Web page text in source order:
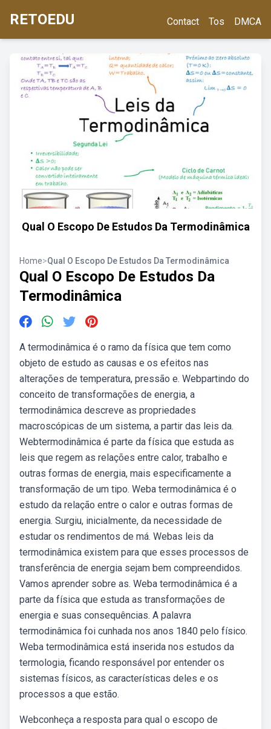
RETOEDU Contact Tos DMCA
Qual O Escopo De Estudos Da Termodinâmica
Home>Qual O Escopo De Estudos Da Termodinâmica
Qual O Escopo De Estudos Da
Termodinâmica
A termodinâmica é o ramo da física que tem como
objeto de estudo as causas e os efeitos nas
alterações de temperatura, pressão e. Webpartindo do
conceito de transformações de energia, a
termodinâmica descreve as propriedades
macroscópicas de um sistema, a partir das leis da.
Webtermodinâmica é parte da física que estuda as
leis que regem as relações entre calor, trabalho e
outras formas de energia, mais especificamente a
transformação de um tipo. Weba termodinâmica é o
estudo da relação entre o calor e outras formas de
energia. Surgiu, inicialmente, da necessidade de
estudar os rendimentos de má. Webas leis da
termodinâmica existem para que esses processos de
transferência de energia sejam bem compreendidos.
Vamos aprender sobre as. Weba termodinâmica é a
parte da física que estuda as transformações de
energia e suas consequências. A palavra
termodinâmica foi cunhada nos anos 1840 pelo físico.
Weba termodinâmica está inserida nos estudos da
termologia, ficando responsável por entender os
sistemas físicos, as características deles e os
processos a que estão.
Webconheça a resposta para qual o escopo de